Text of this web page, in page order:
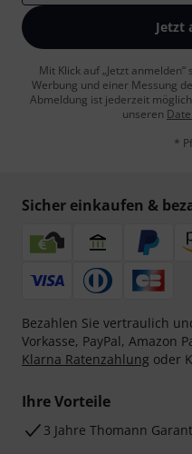
Jetzt
Mit Klick auf „Jetzt
Werbung und einer Messung
Abmeldung ist jederzeit
unseren
*
Sicher einkaufen &
Bezahlen Sie vertraulich
Vorkasse, PayPal, Amazon
Klarna Ratenzahlung oder
Ihre Vorteile
3 Jahre Thomann